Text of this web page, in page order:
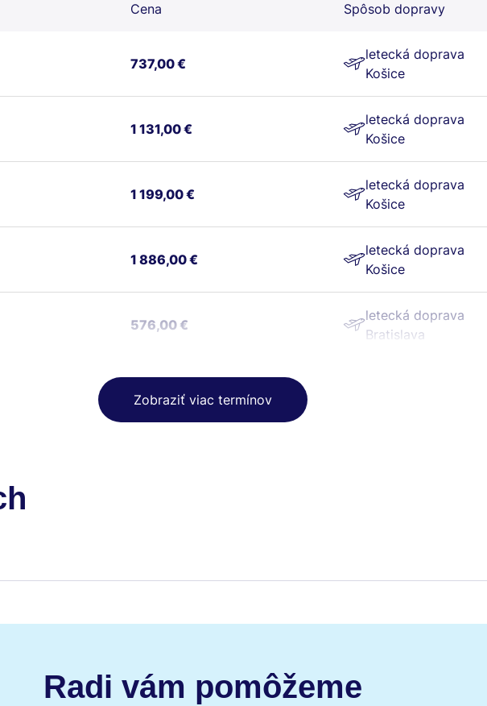
Cena Spôsob dopravy
737,00 €
letecká doprava
Košice
1 131,00 €
letecká doprava
Košice
1 199,00 €
letecká doprava
Košice
1 886,00 €
letecká doprava
Košice
576,00 €
letecká doprava
Bratislava
Zobraziť viac termínov
Radi vám pomôžeme